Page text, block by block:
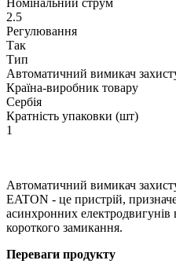
2.5
Регулювання
Так
Тип
Автоматичний вимикач
Країна-виробник товару
Сербія
Кратність упаковки (шт)
1
Автоматичний вимикач
EATON - це пристрій,
асинхронних електродвигунів
короткого замикання.
Переваги продукту